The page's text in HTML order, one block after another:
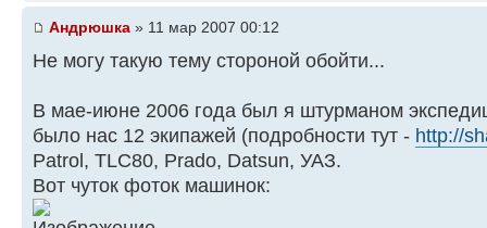
Андрюшка » 11 мар 2007 00:12
Не могу такую тему стороной обойти...
В мае-июне 2006 года был я штурманом
было нас 12 экипажей (подробности тут - http://
Patrol, TLC80, Prado, Datsun, УАЗ.
Вот чуток фоток машинок: